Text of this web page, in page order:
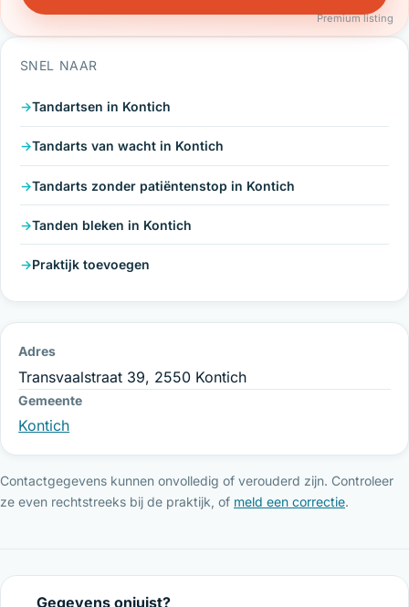
Premium listing
SNEL NAAR
Tandartsen in Kontich
Tandarts van wacht in Kontich
Tandarts zonder patiëntenstop in Kontich
Tanden bleken in Kontich
Praktijk toevoegen
Adres
Transvaalstraat 39, 2550 Kontich
Gemeente
Kontich
Contactgegevens kunnen onvolledig of verouderd zijn. Controleer
ze even rechtstreeks bij de praktijk, of meld een correctie.
Gegevens onjuist?